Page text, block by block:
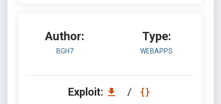
Author:
BGH7
Type:
WEBAPPS
Exploit: /